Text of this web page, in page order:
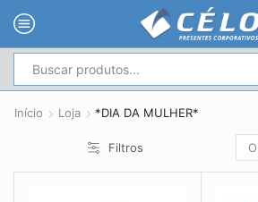
de
Início Loja *DIA DA MULHER*
Filtros